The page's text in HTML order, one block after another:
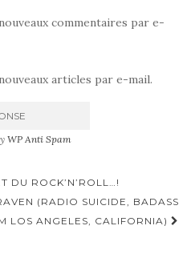
commentaires par e-
articles par e-mail.
WP Anti Spam
DU ROCK’N’ROLL…!
(RADIO SUICIDE, BADASS
LOS ANGELES, CALIFORNIA)